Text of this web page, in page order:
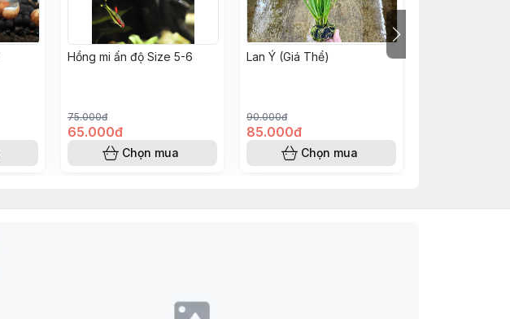
Hồng mi ấn độ Size 5-6
75.000đ
65.000đ
Chọn mua
Lan Ý (Giá Thể)
90.000đ
85.000đ
Chọn mua